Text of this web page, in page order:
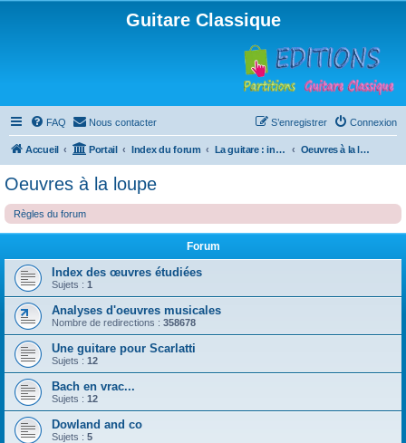
Guitare Classique
FAQ Nous contacter Connexion
S’enregistrer
Accueil Portail Index du forum La guitare : instrument, cours et théorie Oeuvres à la loupe
Oeuvres à la loupe
Règles du forum
Forum
Index des œuvres étudiées
Sujets : 1
Analyses d'oeuvres musicales
Nombre de redirections : 358678
Une guitare pour Scarlatti
Sujets : 12
Bach en vrac...
Sujets : 12
Dowland and co
Sujets : 5